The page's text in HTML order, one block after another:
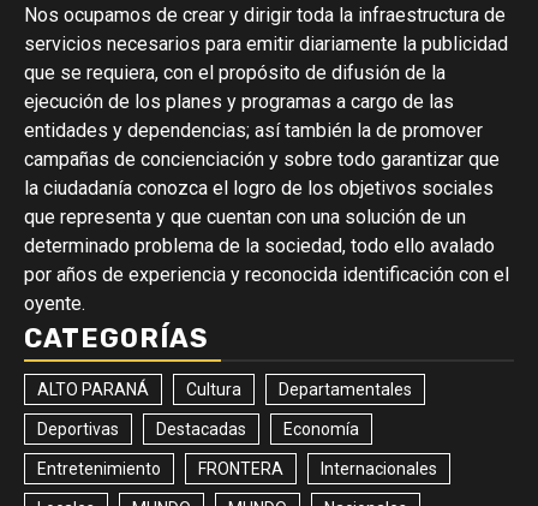
Nos ocupamos de crear y dirigir toda la infraestructura de
servicios necesarios para emitir diariamente la publicidad
que se requiera, con el propósito de difusión de la
ejecución de los planes y programas a cargo de las
entidades y dependencias; así también la de promover
campañas de concienciación y sobre todo garantizar que
la ciudadanía conozca el logro de los objetivos sociales
que representa y que cuentan con una solución de un
determinado problema de la sociedad, todo ello avalado
por años de experiencia y reconocida identificación con el
oyente.
CATEGORÍAS
ALTO PARANÁ Cultura Departamentales
Deportivas Destacadas Economía
Entretenimiento FRONTERA Internacionales